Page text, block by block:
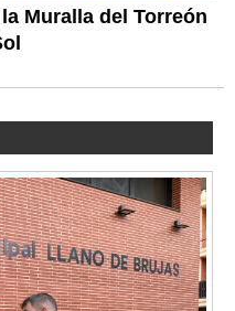
Muralla del Torreón